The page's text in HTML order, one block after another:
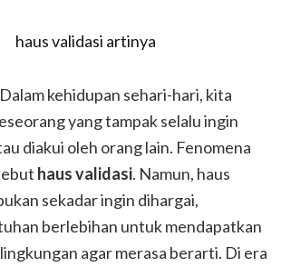
kehidupan sehari-hari, kita
yang tampak selalu ingin
diakui oleh orang lain. Fenomena
haus validasi. Namun, haus
sekadar ingin dihargai,
berlebihan untuk mendapatkan
agar merasa berarti. Di era